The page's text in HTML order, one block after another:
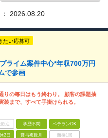
2026.08.20
たい応募可
ライム案件中心*年収700万円
で参画
りの毎日はもう終わり。 顧客の課題抽
装まで、すべて手掛けられる。
歓迎 学歴不問 ベテランOK
2日 賞与複数月 面接1回